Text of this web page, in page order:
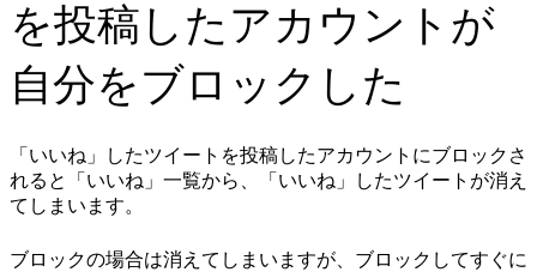
を投稿したアカウントが
自分をブロックした
「いいね」したツイートを投稿したアカウントにブロックさ
れると「いいね」一覧から、「いいね」したツイートが消え
てしまいます。
ブロックの場合は消えてしまいますが、ブロックしてすぐに